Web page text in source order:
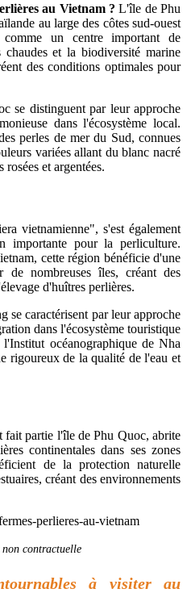
au Vietnam ?L'île de Phu
au large des côtes sud-ouest
un centre important de
et la biodiversité marine
des conditions optimales pour
se distinguent par leur approche
dans l'écosystème local.
perles de mer du Sud, connues
variées allant du blanc nacré
rosées et argentées.
vietnamienne", s'est également
importante pour la perliculture.
cette région bénéficie d'une
de nombreuses îles, créant des
d'huîtres perlières.
se caractérisent par leur approche
dans l'écosystème touristique
océanographique de Nha
rigoureux de la qualité de l'eau et
partie l'île de Phu Quoc, abrite
continentales dans ses zones
de la protection naturelle
créant des environnements
contractuelle
à visiter au